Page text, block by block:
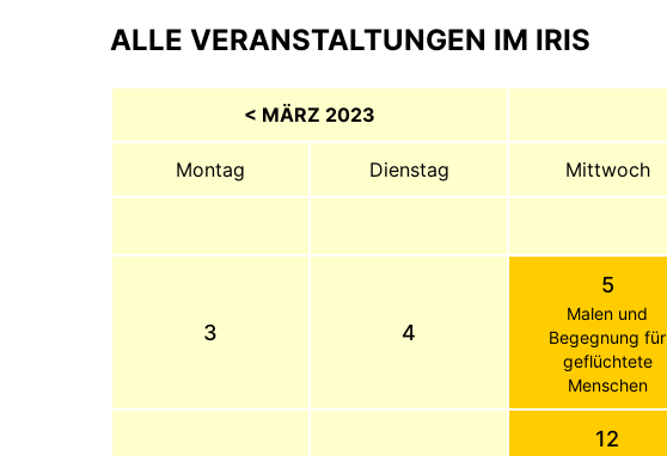
ALLE VERANSTALTUNGEN IM IRIS
< MÄRZ 2023
Montag Dienstag Mittwoch
3 4
5
Malen und
Begegnung für
geflüchtete
Menschen
12